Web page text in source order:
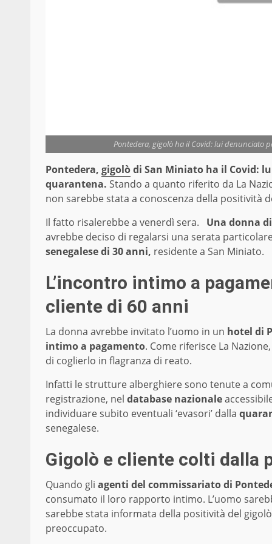
Pontedera, gigolò ha il Covid: lui denunciato
Pontedera, gigolòdi San Miniato ha il Covid:
quarantena. Stando a quanto riferito da La
non sarebbe stata a conoscenza della positività
Il fatto risalerebbe a venerdì sera. Una donna
avrebbe deciso di regalarsi una serata
senegalese di 30 anni, residente a San Miniato.
L’incontro intimo a
cliente di 60 anni
La donna avrebbe invitato l’uomo in un hotel di
intimo a pagamento. Come riferisce La
di coglierlo in flagranza di reato.
Infatti le strutture alberghiere sono tenute a
registrazione, nel database nazionale
individuare subito eventuali ‘evasori’ dalla
senegalese.
Gigolò e cliente colti dalla
Quando gli agenti del commissariato di
consumato il loro rapporto intimo. L’uomo
sarebbe stata informata della positività del
preoccupato.